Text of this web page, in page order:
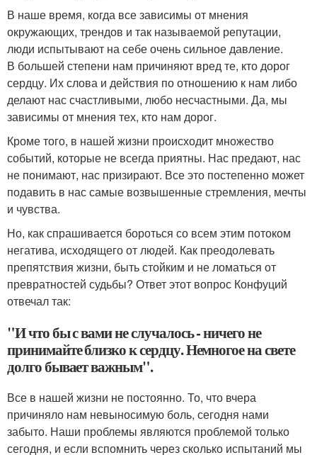
В наше время, когда все зависимы от мнения
окружающих, трендов и так называемой репутации,
люди испытывают на себе очень сильное давление.
В большей степени нам причиняют вред те, кто дорог
сердцу. Их слова и действия по отношению к нам либо
делают нас счастливыми, любо несчастными. Да, мы
зависимы от мнения тех, кто нам дорог.
Кроме того, в нашей жизни происходит множество
событий, которые не всегда приятны. Нас предают, нас
не понимают, нас призирают. Все это постепенно может
подавить в нас самые возвышенные стремления, мечты
и чувства.
Но, как спрашивается бороться со всем этим потоком
негатива, исходящего от людей. Как преодолевать
препятствия жизни, быть стойким и не ломаться от
превратностей судьбы? Ответ этот вопрос Конфуций
отвечал так:
"И что бы с вами не случалось - ничего не
принимайте близко к сердцу. Немногое на свете
долго бывает важным".
Все в нашей жизни не постоянно. То, что вчера
причиняло нам невыносимую боль, сегодня нами
забыто. Наши проблемы являются проблемой только
сегодня, и если вспомнить через сколько испытаний мы